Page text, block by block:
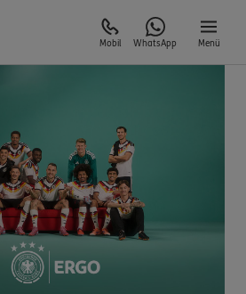
Mobil WhatsApp Menü